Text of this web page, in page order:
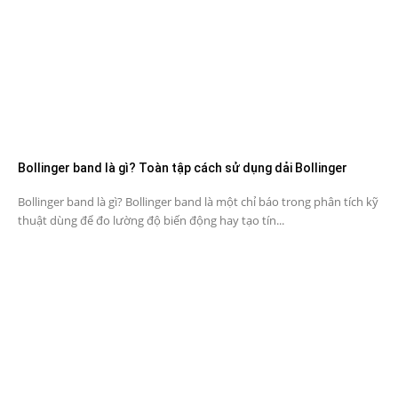
Bollinger band là gì? Toàn tập cách sử dụng dải Bollinger
Bollinger band là gì? Bollinger band là một chỉ báo trong phân tích kỹ
thuật dùng để đo lường độ biến động hay tạo tín...